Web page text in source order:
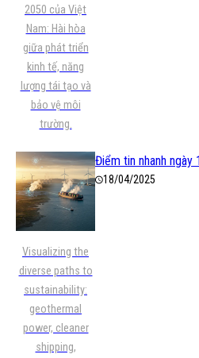
2050 của Việt
Nam: Hài hòa
giữa phát triển
kinh tế, năng
lượng tái tạo và
bảo vệ môi
trường.
Visualizing the
diverse paths to
sustainability:
geothermal
power, cleaner
shipping,
Điểm tin nhanh
18/04/2025